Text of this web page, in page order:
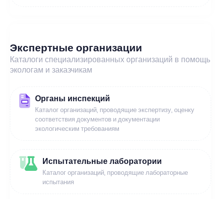
Экспертные организации
Каталоги специализированных организаций в помощь
экологам и заказчикам
Органы инспекций
Каталог организаций, проводящие экспертизу, оценку
соответствия документов и документации
экологическим требованиям
Испытательные лаборатории
Каталог организаций, проводящие лабораторные
испытания